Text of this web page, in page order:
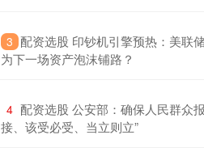
3 配资选股 印钞机引擎预热：美联
为下一场资产泡沫铺路？
4 配资选股 公安部：确保人民群众
接、该受必受、当立则立”